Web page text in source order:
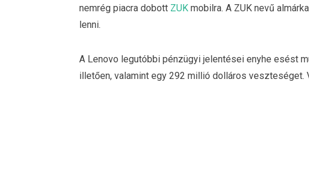
nemrég piacra dobott ZUK mobilra. A ZUK nevű
lenni.
A Lenovo legutóbbi pénzügyi jelentései enyhe esést
illetően, valamint egy 292 millió dolláros veszteséget.